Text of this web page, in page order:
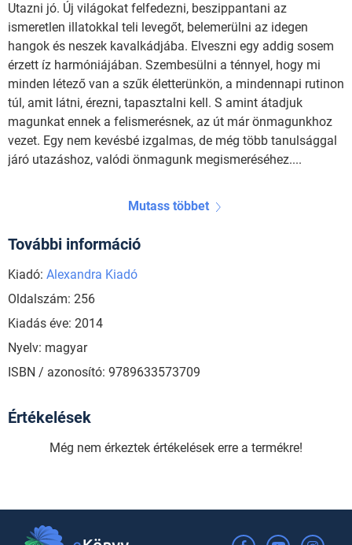
Utazni jó. Új világokat felfedezni, beszippantani az
ismeretlen illatokkal teli levegőt, belemerülni az idegen
hangok és neszek kavalkádjába. Elveszni egy addig sosem
érzett íz harmóniájában. Szembesülni a ténnyel, hogy mi
minden létező van a szűk életterünkön, a mindennapi rutinon
túl, amit látni, érezni, tapasztalni kell. S amint átadjuk
magunkat ennek a felismerésnek, az út már önmagunkhoz
vezet. Egy nem kevésbé izgalmas, de még több tanulsággal
járó utazáshoz, valódi önmagunk megismeréséhez....
Mutass többet
További információ
Kiadó: Alexandra Kiadó
Oldalszám: 256
Kiadás éve: 2014
Nyelv: magyar
ISBN / azonosító: 9789633573709
Értékelések
Még nem érkeztek értékelések erre a termékre!